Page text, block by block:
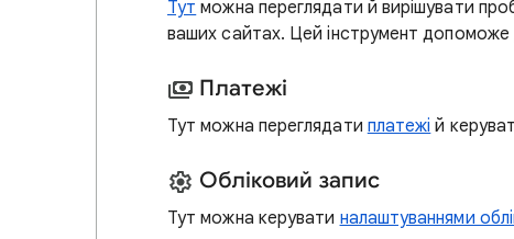
Тут можна переглядати й вирішувати
ваших сайтах. Цей інструмент
Платежі
Тут можна переглядати платежі й
Обліковий запис
Тут можна керувати налаштуваннями